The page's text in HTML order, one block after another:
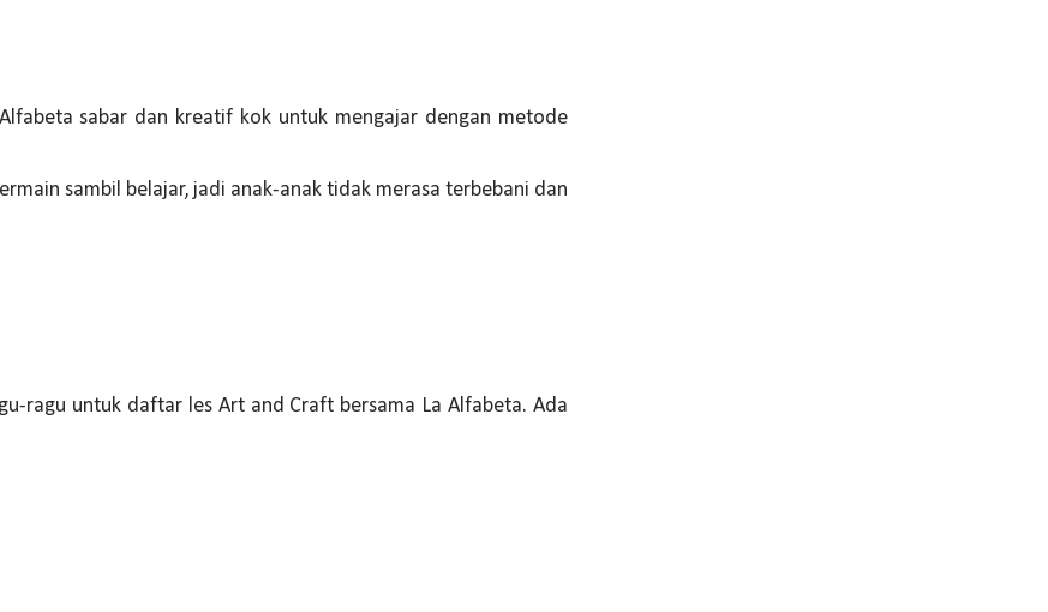
sabar dan kreatif kok untuk mengajar dengan metode
sambil belajar, jadi anak-anak tidak merasa terbebani dan
ragu untuk daftar les Art and Craft bersama La Alfabeta. ⁣⁣⁣⁣Ada